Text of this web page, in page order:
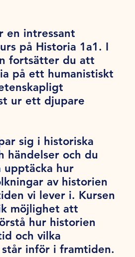
en intressant
på Historia 1a1. I
fortsätter du att
på ett humanistiskt
ur ett djupare
sig i historiska
händelser och du
upptäcka hur
av historien
vi lever i. Kursen
möjlighet att
hur historien
och vilka
inför i framtiden.